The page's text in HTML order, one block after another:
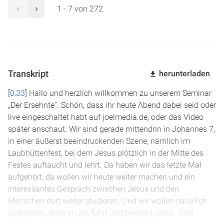
1 - 7 von 272
Transkript herunterladen
[0:33] Hallo und herzlich willkommen zu unserem Seminar
„Der Ersehnte“. Schön, dass ihr heute Abend dabei seid oder
live eingeschaltet habt auf joelmedia.de, oder das Video
später anschaut. Wir sind gerade mittendrin in Johannes 7,
in einer äußerst beeindruckenden Szene, nämlich im
Laubhüttenfest, bei dem Jesus plötzlich in der Mitte des
Festes auftaucht und lehrt. Da haben wir das letzte Mal
aufgehört, da wollen wir heute weiter machen und ein
interessantes Gespräch zwischen Jesus und den
Menschen dort weiter studieren. Und wir wollen natürlich
Gott bitten, dass er uns führt und beisteht dabei. Und